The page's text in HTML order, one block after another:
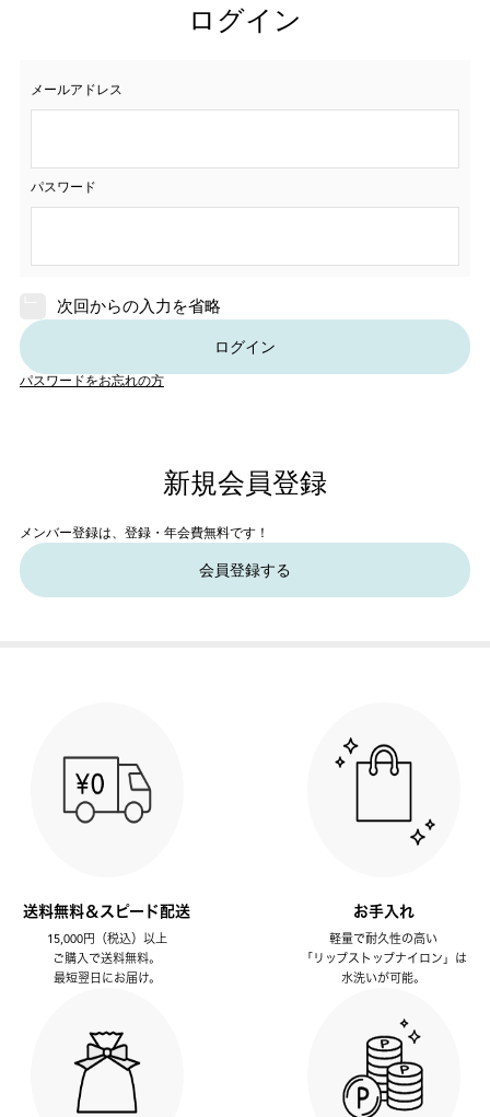
ログイン
メールアドレス
パスワード
次回からの入力を省略
ログイン
パスワードをお忘れの方
新規会員登録
メンバー登録は、登録・年会費無料です！
会員登録する
送料無料＆スピード配送
15,000円（税込）以上
ご購入で送料無料。
最短翌日にお届け。
お手入れ
軽量で耐久性の高い
「リップストップナイロン」は
水洗いが可能。